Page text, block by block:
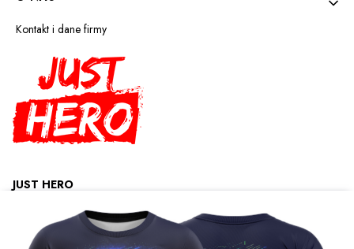
Kontakt i dane firmy
JUST HERO
Powstańców Śląskich 1
92-111 Łódź